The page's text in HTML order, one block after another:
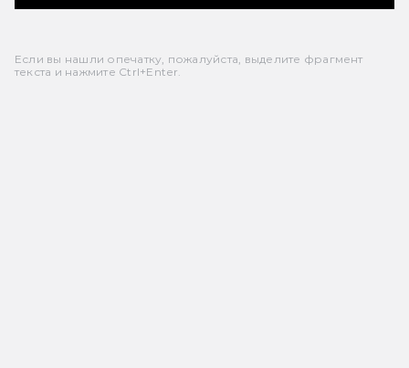
Если вы нашли опечатку, пожалуйста, выделите фрагмент
текста и нажмите Ctrl+Enter.